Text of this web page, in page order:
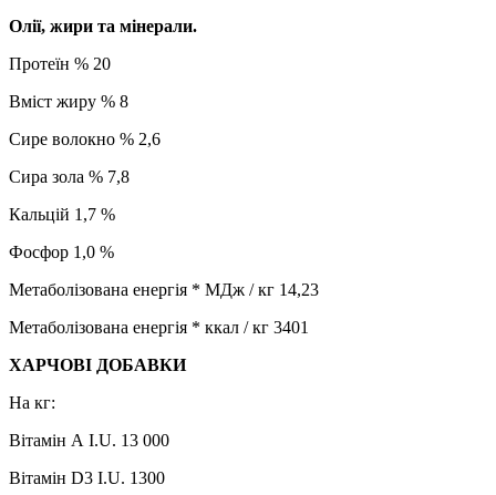
Олії, жири та мінерали.
Протеїн % 20
Вміст жиру % 8
Сире волокно % 2,6
Сира зола % 7,8
Кальцій 1,7 %
Фосфор 1,0 %
Метаболізована енергія * МДж / кг 14,23
Метаболізована енергія * ккал / кг 3401
ХАРЧОВІ ДОБАВКИ
На кг:
Вітамін А I.U. 13 000
Вітамін D3 I.U. 1300